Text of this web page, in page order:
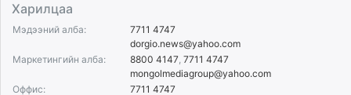
Харилцаа
Мэдээний алба:
7711 4747
dorgio.news@yahoo.com
Маркетингийн алба:
8800 4147, 7711 4747
mongolmediagroup@yahoo.com
Оффис:
7711 4747